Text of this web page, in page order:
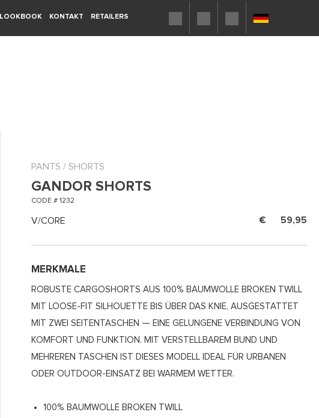
LOOKBOOK KONTAKT RETAILERS
PANTS /SHORTS
GANDOR SHORTS
CODE # 1232
V/CORE 59,95
MERKMALE
ROBUSTE CARGOSHORTS AUS 100% BAUMWOLLE BROKEN TWILL
MIT LOOSE-FIT SILHOUETTE BIS ÜBER DAS KNIE, AUSGESTATTET
MIT ZWEI SEITENTASCHEN — EINE GELUNGENE VERBINDUNG VON
KOMFORT UND FUNKTION. MIT VERSTELLBAREM BUND UND
MEHREREN TASCHEN IST DIESES MODELL IDEAL FÜR URBANEN
ODER OUTDOOR-EINSATZ BEI WARMEM WETTER.
100% BAUMWOLLE BROKEN TWILL